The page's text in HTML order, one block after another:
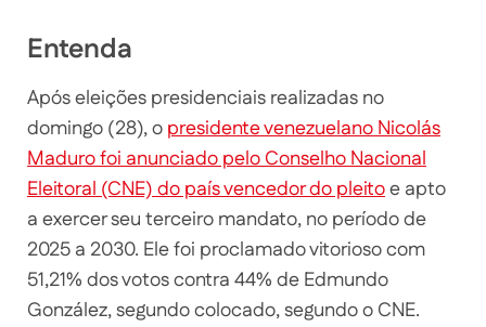
Entenda
Após eleições presidenciais realizadas no
domingo (28), opresidente venezuelano Nicolás
Maduro foi anunciado pelo Conselho Nacional
Eleitoral (CNE) do país vencedor do pleitoe apto
a exercer seu terceiro mandato, no período de
2025 a 2030. Ele foi proclamado vitorioso com
51,21% dos votos contra 44% de Edmundo
González, segundo colocado, segundo o CNE.